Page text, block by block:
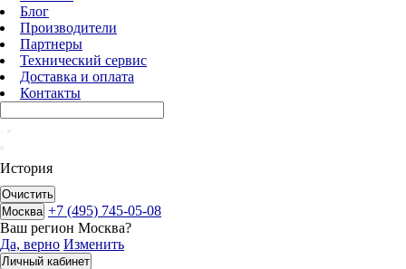
Блог
Производители
Партнеры
Технический сервис
Доставка и оплата
Контакты
История
Очистить
Москва +7 (495) 745-05-08
Ваш регион Москва?
Да, верно Изменить
Личный кабинет